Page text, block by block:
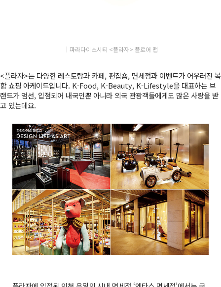
│파라다이스시티 <플라자> 플로어 맵
<플라자>는 다양한 레스토랑과 카페, 편집숍, 면세점과 이벤트가 어우러진 복
합 쇼핑 아케이드입니다. K-Food, K-Beauty, K-Lifestyle을 대표하는 브
랜드가 엄선, 입점되어 내국인뿐 아니라 외국 관광객들에게도 많은 사랑을 받
고 있는데요.